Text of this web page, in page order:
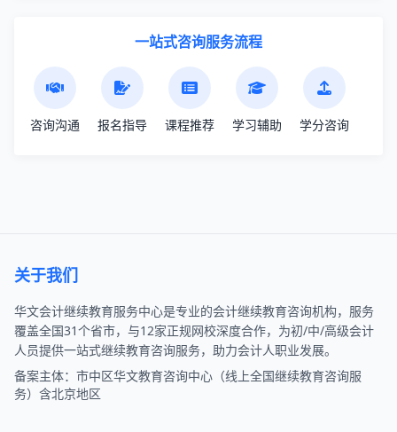
一站式咨询服务流程
咨询沟通 报名指导 课程推荐 学习辅助 学分咨询
关于我们
华文会计继续教育服务中心是专业的会计继续教育咨询机构，服务
覆盖全国31个省市，与12家正规网校深度合作，为初/中/高级会计
人员提供一站式继续教育咨询服务，助力会计人职业发展。
备案主体：市中区华文教育咨询中心（线上全国继续教育咨询服
务）含北京地区